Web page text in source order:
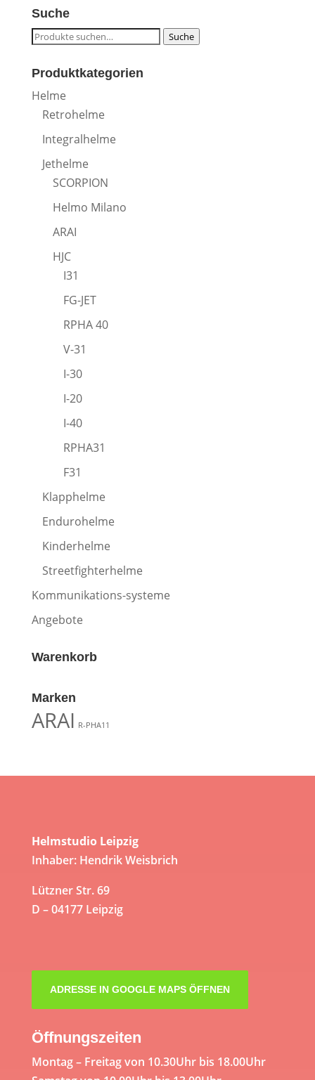
Suche
Suche
Suche
Produktkategorien
Helme
Retrohelme
Integralhelme
Jethelme
SCORPION
Helmo Milano
ARAI
HJC
I31
FG-JET
RPHA 40
V-31
I-30
I-20
I-40
RPHA31
F31
Klapphelme
Endurohelme
Kinderhelme
Streetfighterhelme
Kommunikations-systeme
Angebote
Warenkorb
Marken
ARAI R-PHA11
Helmstudio Leipzig
Inhaber: Hendrik Weisbrich
Lützner Str. 69
D – 04177 Leipzig
ADRESSE IN GOOGLE MAPS ÖFFNEN
Öffnungszeiten
Montag – Freitag von 10.30Uhr bis 18.00Uhr